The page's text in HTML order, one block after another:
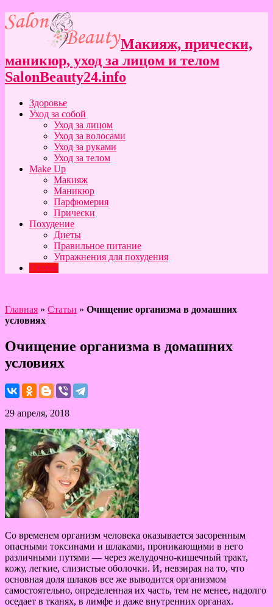
Макияж, прически,
маникюр, уход за лицом и телом
SalonBeauty24.info
Здоровье
Уход за собой
Уход за лицом
Уход за волосами
Уход за руками
Уход за телом
Make Up
Макияж
Маникюр
Парфюмерия
Прически
Похудение
Диеты
Правильное питание
Упражнения для похудения
Статьи
Главная » Статьи » Очищение организма в домашних
условиях
Очищение организма в домашних
условиях
29 апреля, 2018
Со временем организм человека оказывается засоренным
опасными токсинами и шлаками, проникающими в него
различными путями — через желудочно-кишечный тракт,
кожу, легкие, слизистые оболочки. И, невзирая на то, что
основная доля шлаков все же выводится организмом
самостоятельно, определенная их часть, тем не менее, надолго
оседает в тканях, в лимфе и даже внутренних органах.